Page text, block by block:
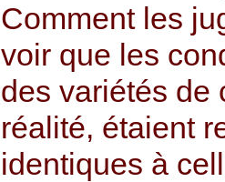
Comment les
voir que les
des variétés de
réalité, étaient
identiques à